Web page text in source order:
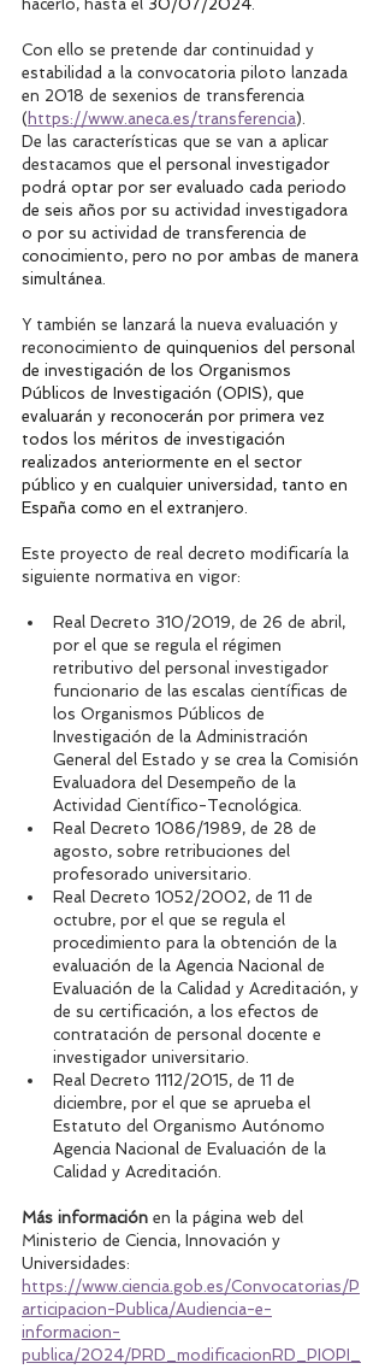
hacerlo, hasta el 30/07/2024.
Con ello se pretende dar continuidad y
estabilidad a la convocatoria piloto lanzada
en 2018 de sexenios de transferencia
( https://www.aneca.es/transferencia).
De las características que se van a aplicar
destacamos que el personal investigador
podrá optar por ser evaluado cada periodo
de seis años por su actividad investigadora
o por su actividad de transferencia de
conocimiento, pero no por ambas de manera
simultánea.
Y también se lanzará la nueva evaluación y
reconocimiento de quinquenios del personal
de investigación de los Organismos
Públicos de Investigación (OPIS), que
evaluarán y reconocerán por primera vez
todos los méritos de investigación
realizados anteriormente en el sector
público y en cualquier universidad, tanto en
España como en el extranjero.
Este proyecto de real decreto modificaría la
siguiente normativa en vigor:
Real Decreto 310/2019, de 26 de abril,
por el que se regula el régimen
retributivo del personal investigador
funcionario de las escalas científicas de
los Organismos Públicos de
Investigación de la Administración
General del Estado y se crea la Comisión
Evaluadora del Desempeño de la
Actividad Científico-Tecnológica.
Real Decreto 1086/1989, de 28 de
agosto, sobre retribuciones del
profesorado universitario.
Real Decreto 1052/2002, de 11 de
octubre, por el que se regula el
procedimiento para la obtención de la
evaluación de la Agencia Nacional de
Evaluación de la Calidad y Acreditación, y
de su certificación, a los efectos de
contratación de personal docente e
investigador universitario.
Real Decreto 1112/2015, de 11 de
diciembre, por el que se aprueba el
Estatuto del Organismo Autónomo
Agencia Nacional de Evaluación de la
Calidad y Acreditación.
Más información en la página web del
Ministerio de Ciencia, Innovación y
Universidades:
https://www.ciencia.gob.es/Convocatorias/P
articipacion-Publica/Audiencia-e-
informacion-
publica/2024/PRD_modificacionRD_PIOPI_